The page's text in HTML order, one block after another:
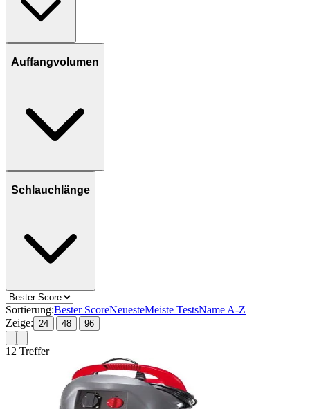
Auffangvolumen
Schlauchlänge
Sortierung:Bester ScoreNeuesteMeiste TestsName A-Z
Zeige:
24 | 48 | 96
12 Treffer